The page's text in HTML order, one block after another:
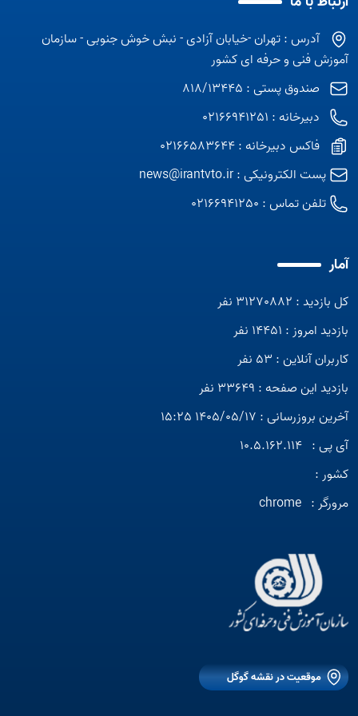
آدرس : تهران -خیابان آزادی - نبش خوش جنوبی - سازمان
آموزش فنی و حرفه ای کشور
صندوق پستی : 818/13445
دبیرخانه : 02166941251
فاکس دبیرخانه : 02166583644
پست الکترونیکی :news@irantvto.ir
تلفن تماس : 02166941250
آمار
کل بازدید : 31270882 نفر
بازدید امروز : 14451 نفر
کاربران آنلاین : 53 نفر
بازدید این صفحه : 33649 نفر
آخرین بروزرسانی : 1405/05/17 15:25
آی پی : 10.5.162.114
کشور :
مرورگر : chrome
موقعیت در نقشه گوگل